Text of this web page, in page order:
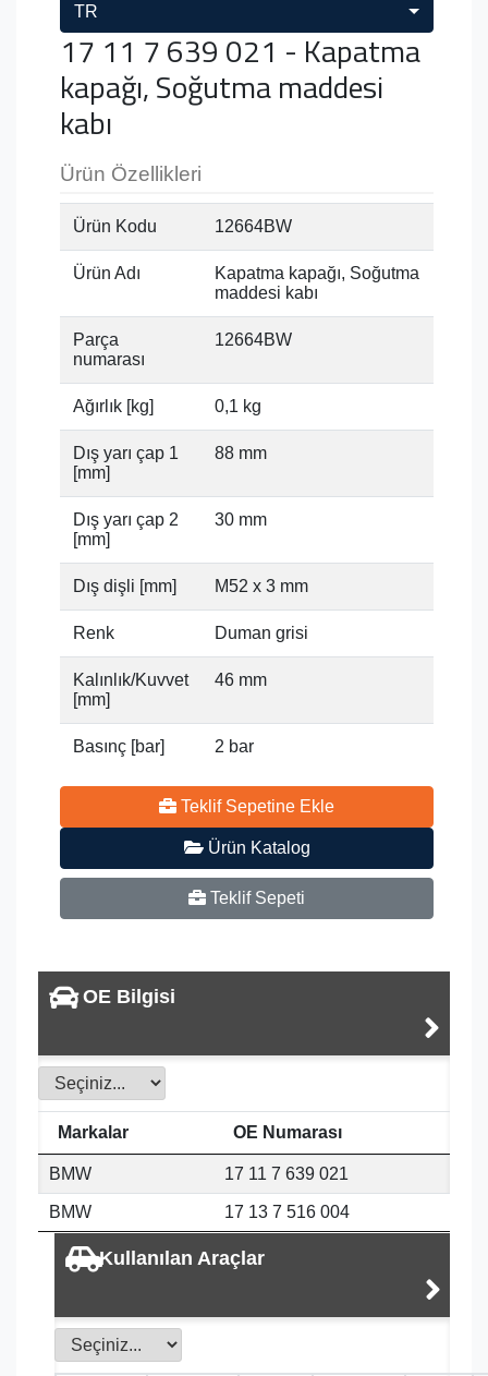
TR
17 11 7 639 021 - Kapatma
kapağı, Soğutma maddesi
kabı
Ürün Özellikleri
Ürün Kodu 12664BW
Ürün Adı
Kapatma kapağı, Soğutma
maddesi kabı
Parça
numarası
12664BW
Ağırlık [kg] 0,1 kg
Dış yarı çap 1
[mm]
88 mm
Dış yarı çap 2
[mm]
30 mm
Dış dişli [mm] M52 x 3 mm
Renk Duman grisi
Kalınlık/Kuvvet
[mm]
46 mm
Basınç [bar] 2 bar
Teklif Sepetine Ekle
Ürün Katalog
Teklif Sepeti
OE Bilgisi
Markalar OE Numarası
BMW 17 11 7 639 021
BMW 17 13 7 516 004
Kullanılan Araçlar